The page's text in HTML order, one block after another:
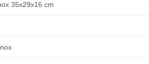
35x29x16 cm